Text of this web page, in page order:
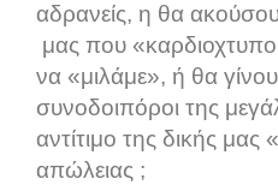
αδρανείς, η θα
μας που
να «μιλάμε», ή θα
συνοδοιπόροι της
αντίτιμο της δικής
απώλειας ;